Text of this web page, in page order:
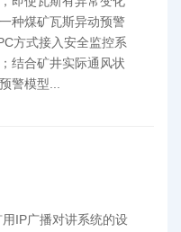
种煤矿瓦斯异动预警
方式接入安全监控系
结合矿井实际通风状
警模型...
IP广播对讲系统的设